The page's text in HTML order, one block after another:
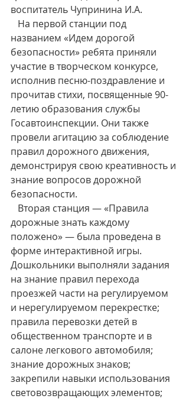
воспитатель Чупринина И.А.
названием «Идем дорогой
безопасности» ребята приняли
участие в творческом конкурсе,
исполнив песню-поздравление и
прочитав стихи, посвященные 90-
летию образования службы
Госавтоинспекции. Они также
провели агитацию за соблюдение
правил дорожного движения,
демонстрируя свою креативность и
знание вопросов дорожной
безопасности.
дорожные знать каждому
положено» — была проведена в
форме интерактивной игры.
Дошкольники выполняли задания
на знание правил перехода
проезжей части на регулируемом
и нерегулируемом перекрестке;
правила перевозки детей в
общественном транспорте и в
салоне легкового автомобиля;
знание дорожных знаков;
закрепили навыки использования
световозвращающих элементов;